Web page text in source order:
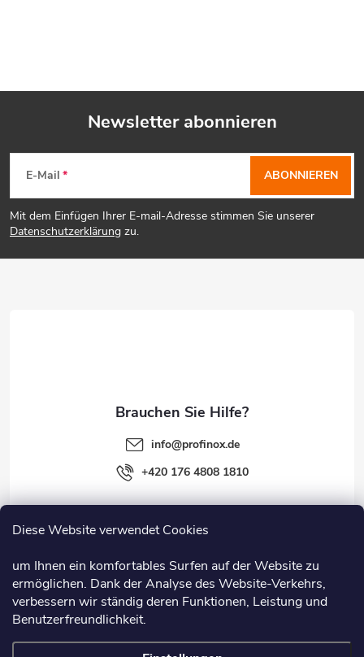
Diese Website verwendet Cookies
um Ihnen ein komfortables Surfen auf der Website zu
ermöglichen. Dank der Analyse des Website-Verkehrs,
verbessern wir ständig deren Funktionen, Leistung und
Benutzerfreundlichkeit.
F
u
ß
Newsletter abonnieren
E-Mail
Mit dem Einfügen Ihrer E-mail-Adresse stimmen Sie unserer
Datenschutzerklärung zu.
ABONNIEREN
Information
info@profinox.de
+420 176 4808 1810